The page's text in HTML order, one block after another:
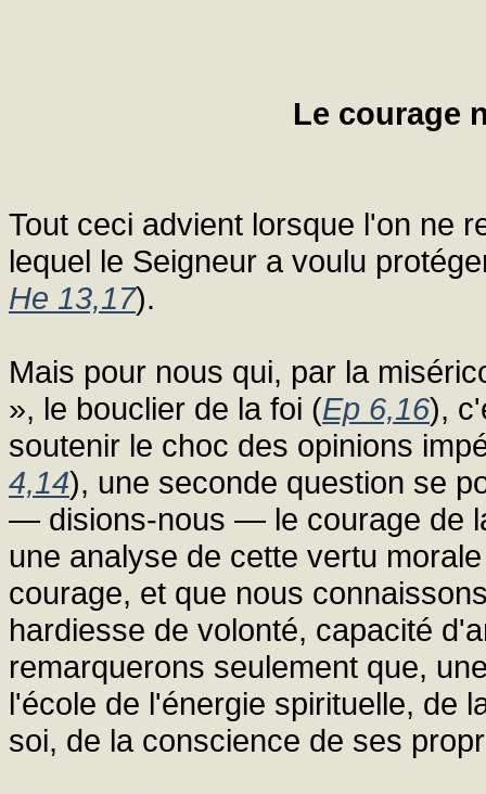
Le courage
Tout ceci advient lorsque l'on ne
lequel le Seigneur a voulu
He 13,17).
Mais pour nous qui, par la
», le bouclier de la foi (Ep 6,16),
soutenir le choc des opinions
4,14), une seconde question se
— disions-nous — le courage de
une analyse de cette vertu
courage, et que nous
hardiesse de volonté, capacité
remarquerons seulement que,
l'école de l'énergie spirituelle, de
soi, de la conscience de ses